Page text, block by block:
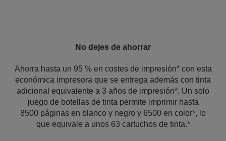
No dejes de ahorrar
Ahorra hasta un 95 % en costes de impresión* con esta
económica impresora que se entrega además con tinta
adicional equivalente a 3 años de impresión*. Un solo
juego de botellas de tinta permite imprimir hasta
8500 páginas en blanco y negro y 6500 en color*, lo
que equivale a unos 63 cartuchos de tinta.*